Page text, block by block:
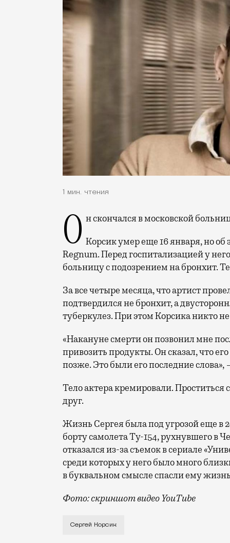
1 мин. чтения
Он скончался в московской
Корсик умер еще 16 января, но об
Regnum. Перед госпитализацией у
больницу с подозрением на бронхит.
За все четыре месяца, что артист
подтвердился не бронхит, а
туберкулез. При этом Корсика никто
«Накануне смерти он позвонил мне
привозить продукты. Он сказал, что
позже. Это были его последние
Тело актера кремировали.
друг.
Жизнь Сергея была под угрозой еще в
борту самолета Ту-154, рухнувшего в
отказался из-за съемок в сериале
среди которых у него было много
в буквальном смысле спасли ему
Фото: скриншот видео YouTube
Он скончался в московской
Сергей Корсик